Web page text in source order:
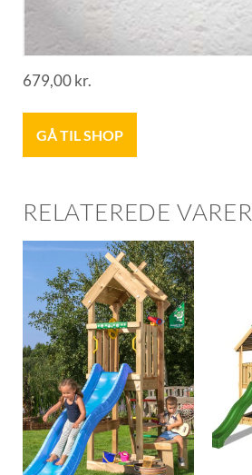
679,00kr.
GÅ TIL SHOP
RELATEREDE VARER